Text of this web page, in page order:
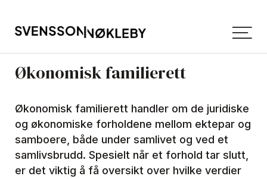
Økonomisk familierett
Økonomisk familierett handler om de juridiske
og økonomiske forholdene mellom ektepar og
samboere, både under samlivet og ved et
samlivsbrudd. Spesielt når et forhold tar slutt,
er det viktig å få oversikt over hvilke verdier